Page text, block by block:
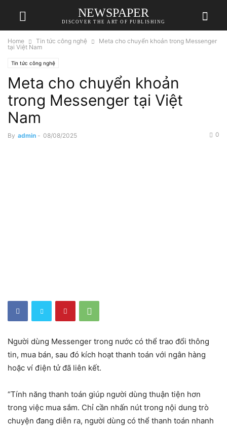
NEWSPAPER
DISCOVER THE ART OF PUBLISHING
Home Tin tức công nghệ
Meta cho chuyển khoản trong Messenger
tại Việt Nam
Tin tức công nghệ
Meta cho chuyển khoản
trong Messenger tại Việt
Nam
By admin - 08/08/2025 0
Người dùng Messenger trong nước có thể trao đổi thông
tin, mua bán, sau đó kích hoạt thanh toán với ngân hàng
hoặc ví điện tử đã liên kết.
“Tính năng thanh toán giúp người dùng thuận tiện hơn
trong việc mua sắm. Chỉ cần nhấn nút trong nội dung trò
chuyện đang diễn ra, người dùng có thể thanh toán nhanh